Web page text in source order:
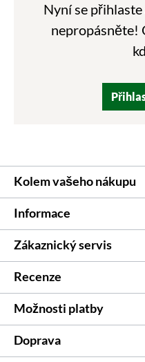
Nyní se
nepropásněte!
Kolem vašeho nákupu
Informace
Zákaznický servis
Recenze
Možnosti platby
Doprava